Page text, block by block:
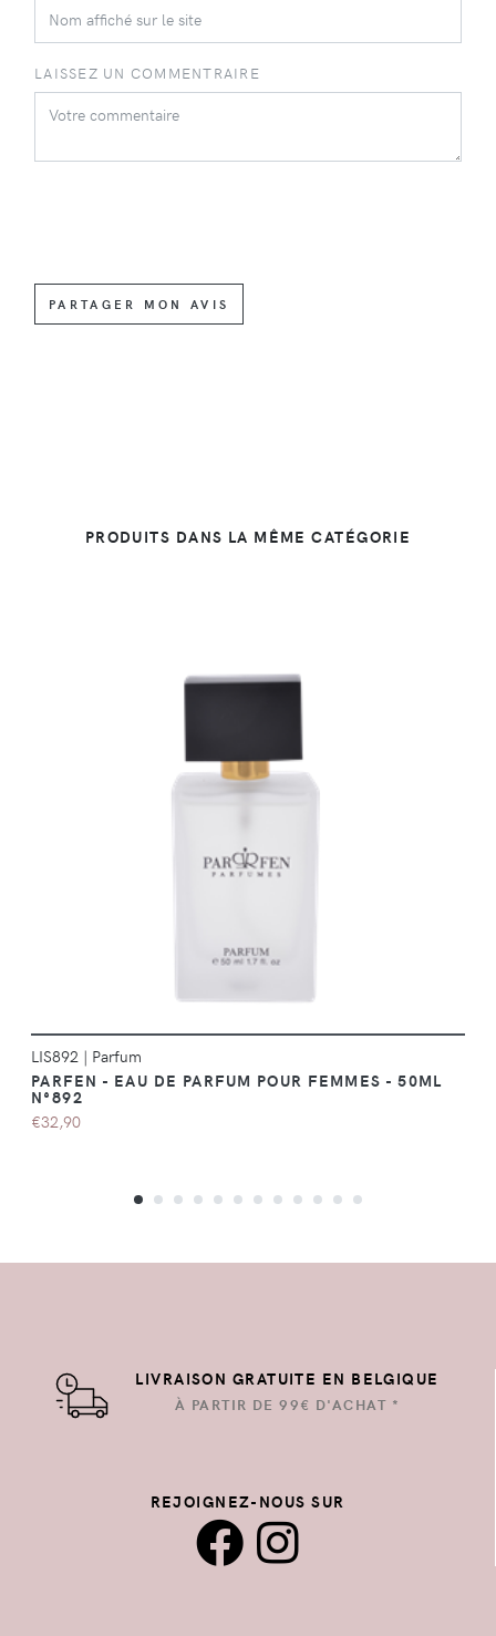
LAISSEZ UN COMMENTRAIRE
PARTAGER MON AVIS
PRODUITS DANS LA MÊME CATÉGORIE
LIS892 | Parfum
PARFEN - EAU DE PARFUM POUR FEMMES - 50ML
N°892
€32,90
LIVRAISON GRATUITE EN BELGIQUE
À PARTIR DE 99€ D'ACHAT *
REJOIGNEZ-NOUS SUR